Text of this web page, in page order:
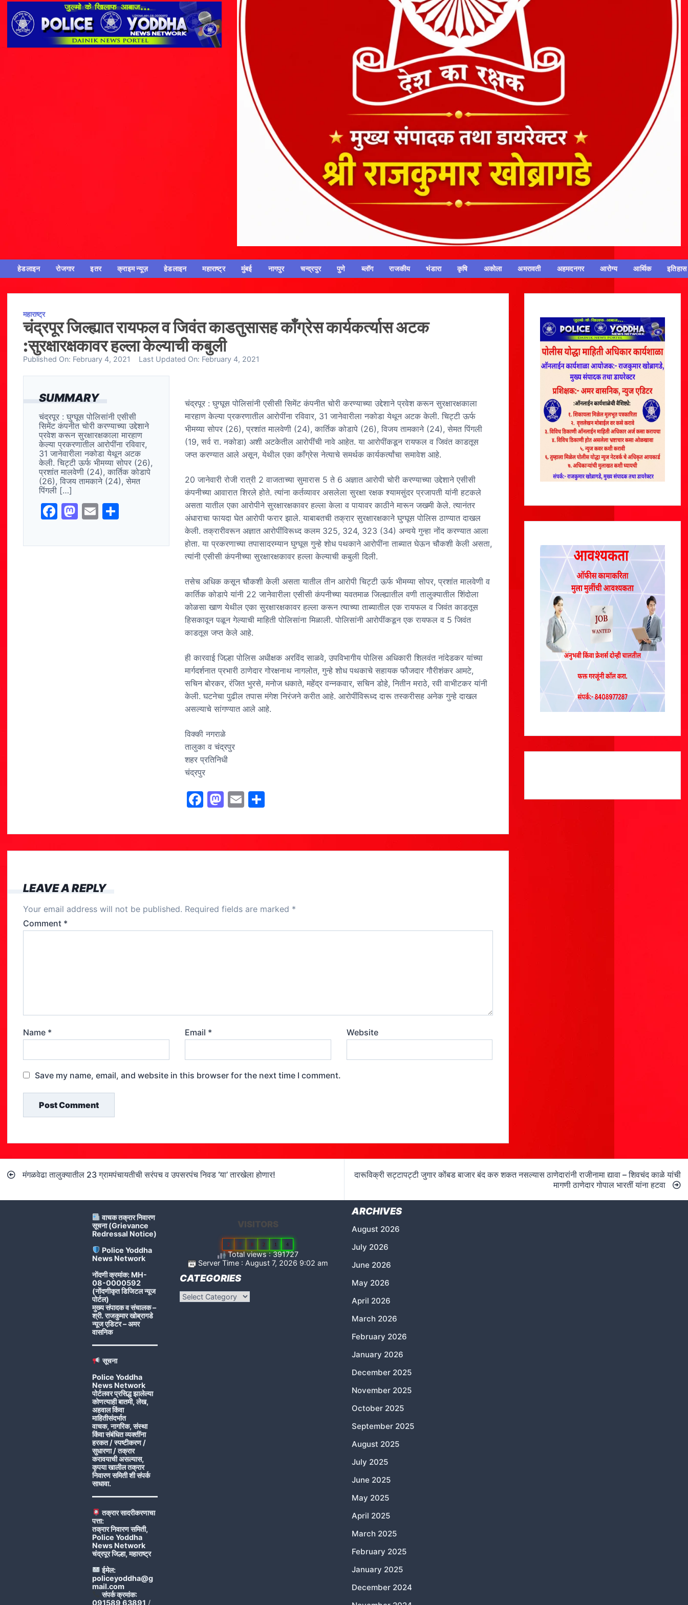
हेडलाइन रोजगार इतर क्राइम न्यूज़ हेडलाइन महाराष्ट्र मुंबई नागपुर चन्द्रपुर पुणे ब्लॉग राजकीय भंडारा कृषि अकोला अमरावती अहमदनगर आरोग्य आर्थिक इतिहास
महाराष्ट्र
चंद्रपूर जिल्ह्यात रायफल व जिवंत काडतुसासह काँग्रेस कार्यकर्त्यास अटक
:सुरक्षारक्षकावर हल्ला केल्याची कबुली
Published On: February 4, 2021 Last Updated On: February 4, 2021
SUMMARY
चंद्रपूर : घुग्घूस पोलिसांनी एसीसी
सिमेंट कंपनीत चोरी करण्याच्या उद्देशाने
प्रवेश करून सुरक्षारक्षकाला मारहाण
केल्या प्रकरणातील आरोपींना रविवार,
31 जानेवारीला नकोडा येथून अटक
केली. चिट्टी ऊर्फ भीमय्या सोपर (26),
प्रशांत मालवेणी (24), कार्तिक कोडापे
(26), विजय तामकाने (24), सेमत
पिंगली […]
F
c
M
st
E
ai ar
चंद्रपूर : घुग्घूस पोलिसांनी एसीसी सिमेंट कंपनीत चोरी करण्याच्या उद्देशाने प्रवेश करून सुरक्षारक्षकाला
मारहाण केल्या प्रकरणातील आरोपींना रविवार, 31 जानेवारीला नकोडा येथून अटक केली. चिट्टी ऊर्फ
भीमय्या सोपर (26), प्रशांत मालवेणी (24), कार्तिक कोडापे (26), विजय तामकाने (24), सेमत पिंगली
(19, सर्व रा. नकोडा) अशी अटकेतील आरोपींची नावे आहेत. या आरोपींकडून रायफल व जिवंत काडतूस
जप्त करण्यात आले असून, येथील एका काँग्रेस नेत्याचे समर्थक कार्यकर्त्यांचा समावेश आहे.
20 जानेवारी रोजी रात्री 2 वाजताच्या सुमारास 5 ते 6 अज्ञात आरोपी चोरी करण्याच्या उद्देशाने एसीसी
कंपनीच्या आवारात शिरले होते. त्यांना कर्तव्यावर असलेला सुरक्षा रक्षक श्यामसुंदर प्रजापती यांनी हटकले
असता यातील एका आरोपीने सुरक्षारक्षकावर हल्ला केला व पायावर काठीने मारून जखमी केले. त्यानंतर
अंधाराचा फायदा घेत आरोपी फरार झाले. याबाबतची तक्रार सुरक्षारक्षकाने घुग्घूस पोलिस ठाण्यात दाखल
केली. तक्रारीवरून अज्ञात आरोपींविरूध्द कलम 325, 324, 323 (34) अन्वये गुन्हा नोंद करण्यात आला
होता. या प्रकरणाच्या तपासादरम्यान घुग्घूस गुन्हे शोध पथकाने आरोपींना ताब्यात घेऊन चौकशी केली असता,
त्यांनी एसीसी कंपनीच्या सुरक्षारक्षकावर हल्ला केल्याची कबुली दिली.
तसेच अधिक कसून चौकशी केली असता यातील तीन आरोपी चिट्टी ऊर्फ भीमय्या सोपर, प्रशांत मालवेणी व
कार्तिक कोडापे यांनी 22 जानेवारीला एसीसी कंपनीच्या यवतमाळ जिल्ह्यातील वणी तालुक्यातील शिंदोला
कोळसा खाण येथील एका सुरक्षारक्षकावर हल्ला करून त्याच्या ताब्यातील एक रायफल व जिवंत काडतूस
हिसकावून पळून गेल्याची माहिती पोलिसांना मिळाली. पोलिसांनी आरोपींकडून एक रायफल व 5 जिवंत
काडतूस जप्त केले आहे.
ही कारवाई जिल्हा पोलिस अधीक्षक अरविंद साळवे, उपविभागीय पोलिस अधिकारी शिलवंत नांदेडकर यांच्या
मार्गदर्शनात प्रभारी ठाणेदार गोरक्षनाथ नागलोत, गुन्हे शोध पथकाचे सहायक फौजदार गौरीशंकर आमटे,
सचिन बोरकर, रंजित भुरसे, मनोज धकाते, महेंद्र वन्नकवार, सचिन डोहे, नितीन मराठे, रवी वाभीटकर यांनी
केली. घटनेचा पुढील तपास मंगेश निरंजने करीत आहे. आरोपींविरूध्द दारू तस्करीसह अनेक गुन्हे दाखल
असल्याचे सांगण्यात आले आहे.
विक्की नगराळे
तालुका व चंद्रपुर
शहर प्रतिनिधी
चंद्रपुर
F
c
e
k
M
st
o
E
ai
l
S
ar
e
LEAVE A REPLY
Your email address will not be published. Required fields are marked *
Comment *
Name * Email * Website
Save my name, email, and website in this browser for the next time I comment.
navigation
मंगळवेढा तालुक्यातील 23 ग्रामपंचायतीची सरंपच व उपसरपंच निवड ‘या’ तारखेला होणार!
दारूविक्री सट्टापट्टी जुगार कोंबड बाजार बंद करु शकत नसल्यास ठाणेदारांनी राजीनामा द्यावा – शिवचंद काळे यांची
मागणी ठाणेदार गोपाल भारतीं यांना हटवा
वाचक तक्रार निवारण
सूचना (Grievance
Redressal Notice)
Police Yoddha
News Network
नोंदणी क्रमांक: MH-
08-0000592
(नोंदणीकृत डिजिटल न्यूज
पोर्टल)
मुख्य संपादक व संचालक –
श्री. राजकुमार खोब्रागडे
न्यूज एडिटर – अमर
वासनिक
सूचना
Police Yoddha
News Network
पोर्टलवर प्रसिद्ध झालेल्या
कोणत्याही बातमी, लेख,
अहवाल किंवा
माहितीसंदर्भात
वाचक, नागरिक, संस्था
किंवा संबंधित व्यक्तींना
हरकत / स्पष्टीकरण /
सुधारणा / तक्रार
करावयाची असल्यास,
कृपया खालील तक्रार
निवारण समिती शी संपर्क
साधावा.
तक्रार सादरीकरणाचा
पत्ता:
तक्रार निवारण समिती,
Police Yoddha
News Network
चंद्रपूर जिल्हा, महाराष्ट्र
ईमेल:
policeyoddha@g
mail.com
संपर्क क्रमांक:
091589 63891 /
VISITORS
2 7 8 2 1 4
Total views : 391727
Server Time : August 7, 2026 9:02 am
CATEGORIES
Categories
ARCHIVES
August 2026
July 2026
June 2026
May 2026
April 2026
March 2026
February 2026
January 2026
December 2025
November 2025
October 2025
September 2025
August 2025
July 2025
June 2025
May 2025
April 2025
March 2025
February 2025
January 2025
December 2024